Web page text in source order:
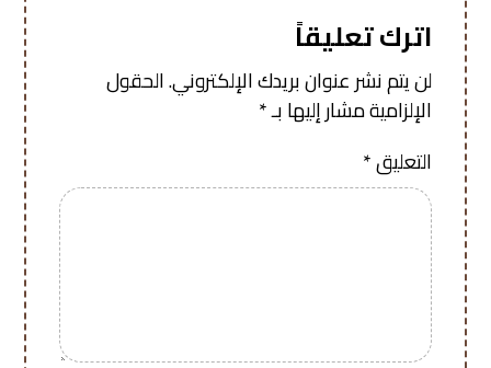
اترك تعليقاً
لن يتم نشر عنوان بريدك الإلكتروني.الحقول
الإلزامية مشار إليها بـ*
التعليق*